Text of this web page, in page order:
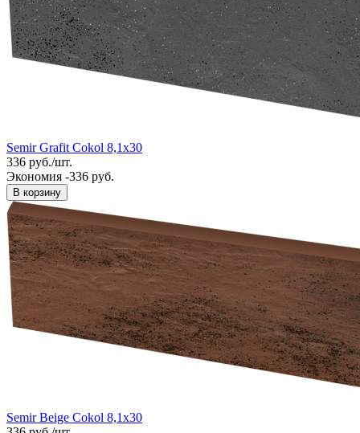
Semir Grafit Cokol 8,1x30
336 руб./шт.
Экономия -336 руб.
В корзину
Semir Beige Cokol 8,1x30